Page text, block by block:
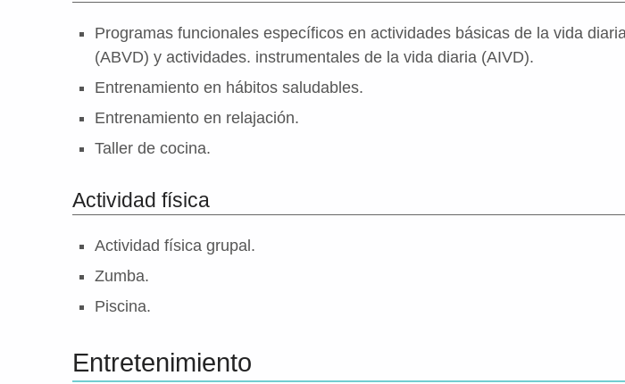
Programas funcionales específicos en actividades básicas de la vida diaria
(ABVD) y actividades. instrumentales de la vida diaria (AIVD).
Entrenamiento en hábitos saludables.
Entrenamiento en relajación.
Taller de cocina.
Actividad física
Actividad física grupal.
Zumba.
Piscina.
Entretenimiento